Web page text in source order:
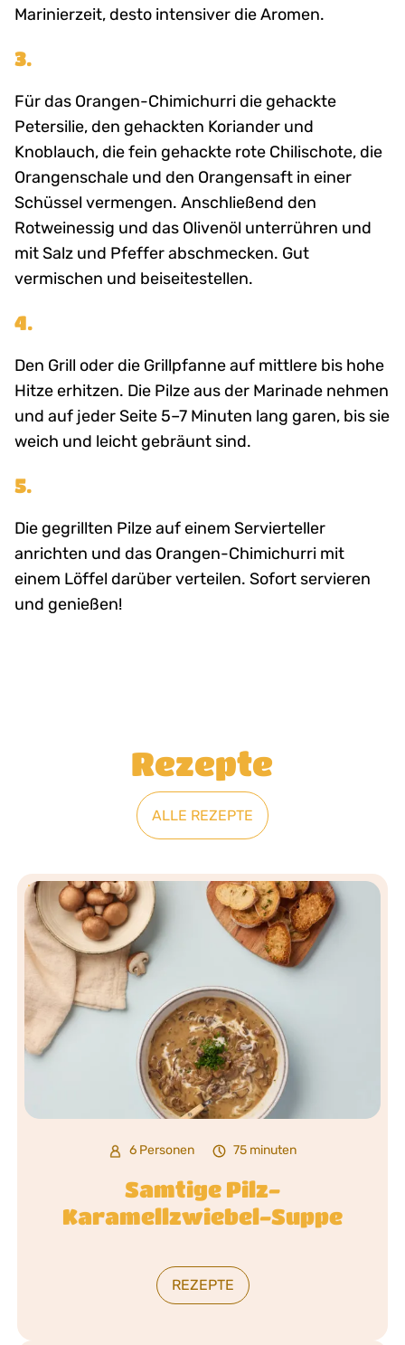
Marinierzeit, desto intensiver die Aromen.
3.
Für das Orangen-Chimichurri die gehackte
Petersilie, den gehackten Koriander und
Knoblauch, die fein gehackte rote Chilischote, die
Orangenschale und den Orangensaft in einer
Schüssel vermengen. Anschließend den
Rotweinessig und das Olivenöl unterrühren und
mit Salz und Pfeffer abschmecken. Gut
vermischen und beiseitestellen.
4.
Den Grill oder die Grillpfanne auf mittlere bis hohe
Hitze erhitzen. Die Pilze aus der Marinade nehmen
und auf jeder Seite 5–7 Minuten lang garen, bis sie
weich und leicht gebräunt sind.
5.
Die gegrillten Pilze auf einem Servierteller
anrichten und das Orangen-Chimichurri mit
einem Löffel darüber verteilen. Sofort servieren
und genießen!
Rezepte
ALLE REZEPTE
6 Personen 75 minuten
Samtige Pilz-
Karamellzwiebel-Suppe
REZEPTE